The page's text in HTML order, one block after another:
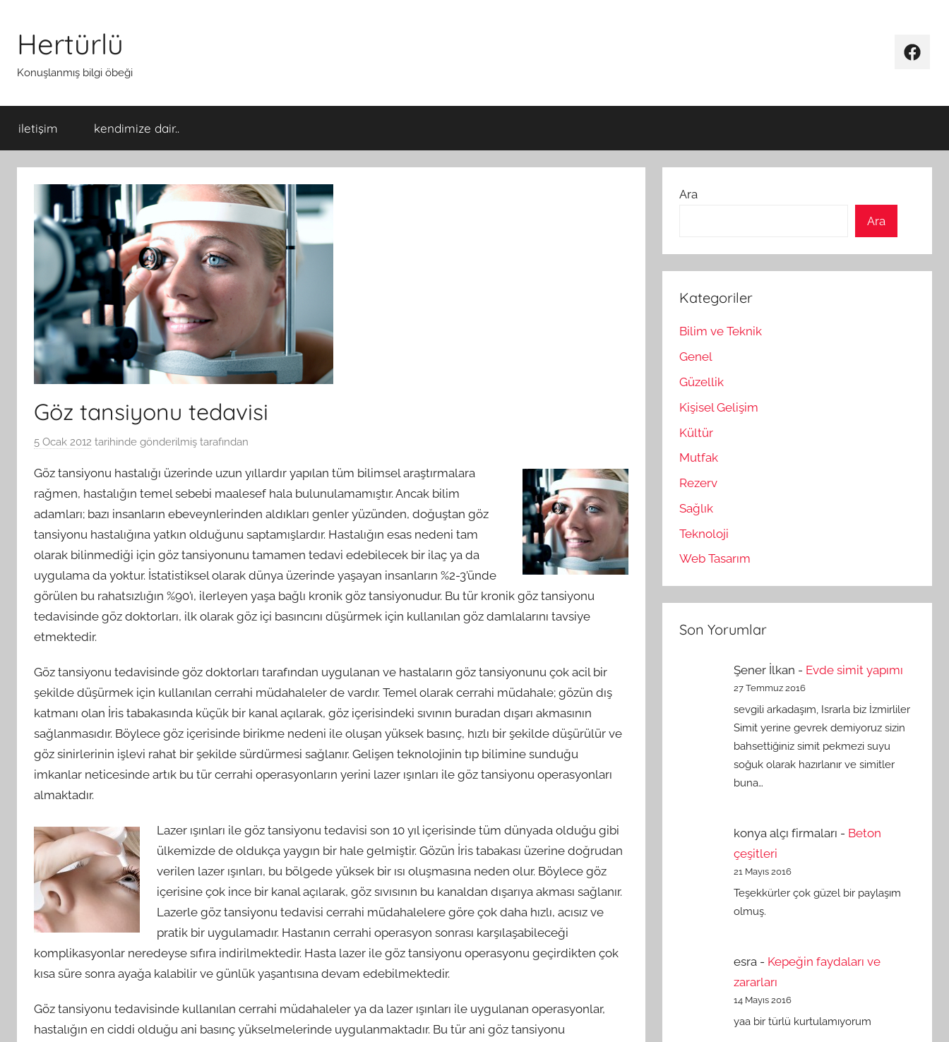
Hertürlü
Konuşlanmış bilgi öbeği
iletişim kendimize dair..
Göz tansiyonu tedavisi
5 Ocak 2012 tarihinde gönderilmiş tarafından
Göz tansiyonu hastalığı üzerinde uzun yıllardır yapılan tüm bilimsel araştırmalara
rağmen, hastalığın temel sebebi maalesef hala bulunulamamıştır. Ancak bilim
adamları; bazı insanların ebeveynlerinden aldıkları genler yüzünden, doğuştan göz
tansiyonu hastalığına yatkın olduğunu saptamışlardır. Hastalığın esas nedeni tam
olarak bilinmediği için göz tansiyonunu tamamen tedavi edebilecek bir ilaç ya da
uygulama da yoktur. İstatistiksel olarak dünya üzerinde yaşayan insanların %2-3’ünde
görülen bu rahatsızlığın %90’ı, ilerleyen yaşa bağlı kronik göz tansiyonudur. Bu tür kronik göz tansiyonu
tedavisinde göz doktorları, ilk olarak göz içi basıncını düşürmek için kullanılan göz damlalarını tavsiye
etmektedir.
Göz tansiyonu tedavisinde göz doktorları tarafından uygulanan ve hastaların göz tansiyonunu çok acil bir
şekilde düşürmek için kullanılan cerrahi müdahaleler de vardır. Temel olarak cerrahi müdahale; gözün dış
katmanı olan İris tabakasında küçük bir kanal açılarak, göz içerisindeki sıvının buradan dışarı akmasının
sağlanmasıdır. Böylece göz içerisinde birikme nedeni ile oluşan yüksek basınç, hızlı bir şekilde düşürülür ve
göz sinirlerinin işlevi rahat bir şekilde sürdürmesi sağlanır. Gelişen teknolojinin tıp bilimine sunduğu
imkanlar neticesinde artık bu tür cerrahi operasyonların yerini lazer ışınları ile göz tansiyonu operasyonları
almaktadır.
Lazer ışınları ile göz tansiyonu tedavisi son 10 yıl içerisinde tüm dünyada olduğu gibi
ülkemizde de oldukça yaygın bir hale gelmiştir. Gözün İris tabakası üzerine doğrudan
verilen lazer ışınları, bu bölgede yüksek bir ısı oluşmasına neden olur. Böylece göz
içerisine çok ince bir kanal açılarak, göz sıvısının bu kanaldan dışarıya akması sağlanır.
Lazerle göz tansiyonu tedavisi cerrahi müdahalelere göre çok daha hızlı, acısız ve
pratik bir uygulamadır. Hastanın cerrahi operasyon sonrası karşılaşabileceği
komplikasyonlar neredeyse sıfıra indirilmektedir. Hasta lazer ile göz tansiyonu operasyonu geçirdikten çok
kısa süre sonra ayağa kalabilir ve günlük yaşantısına devam edebilmektedir.
Göz tansiyonu tedavisinde kullanılan cerrahi müdahaleler ya da lazer ışınları ile uygulanan operasyonlar,
hastalığın en ciddi olduğu ani basınç yükselmelerinde uygulanmaktadır. Bu tür ani göz tansiyonu
Ara
Ara
Kategoriler
Bilim ve Teknik
Genel
Güzellik
Kişisel Gelişim
Kültür
Mutfak
Rezerv
Sağlık
Teknoloji
Web Tasarım
Son Yorumlar
Şener İlkan - Evde simit yapımı
27 Temmuz 2016
sevgili arkadaşım, Israrla biz İzmirliler
Simit yerine gevrek demiyoruz sizin
bahsettiğiniz simit pekmezi suyu
soğuk olarak hazırlanır ve simitler
buna…
konya alçı firmaları - Beton
çeşitleri
21 Mayıs 2016
Teşekkürler çok güzel bir paylaşım
olmuş.
esra- Kepeğin faydaları ve
zararları
14 Mayıs 2016
yaa bir türlü kurtulamıyorum